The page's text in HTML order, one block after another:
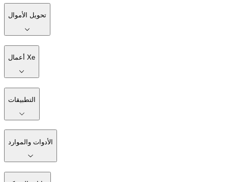
تحويل الأموال
أعمال Xe
التطبيقات
الأدوات والموارد